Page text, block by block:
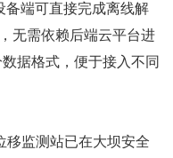
备端可直接完成离线解
无需依赖后端云平台进
据格式，便于接入不同
移监测站已在大坝安全